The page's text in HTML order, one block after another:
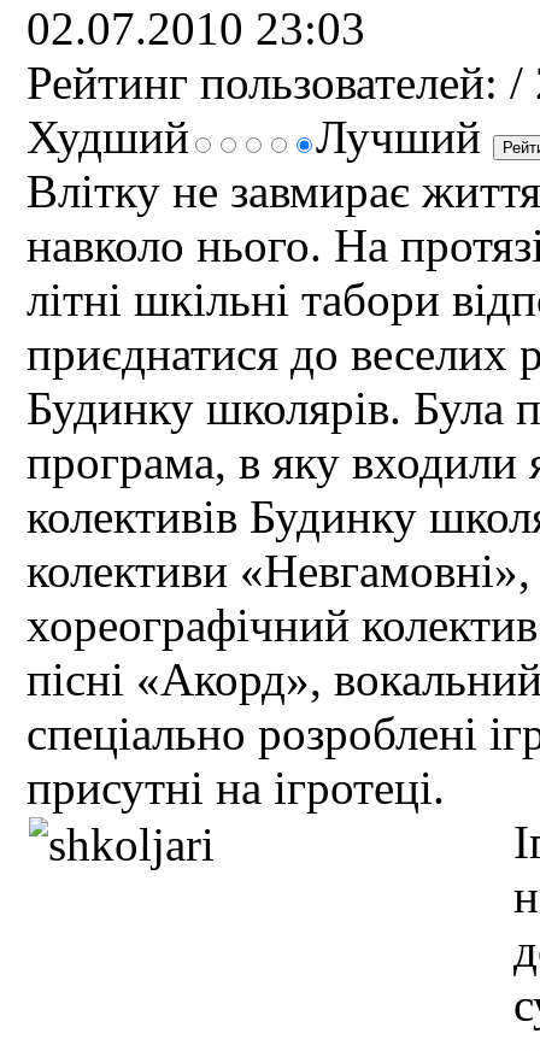
02.07.2010 23:03
Рейтинг пользователей: /
Худший
Лучший
Влітку не завмирає
навколо нього. На
літні шкільні табори
приєднатися до веселих
Будинку школярів. Була
програма, в яку входили
колективів Будинку
колективи
хореографічний
пісні «Акорд»,
спеціально розроблені
присутні на ігротеці.